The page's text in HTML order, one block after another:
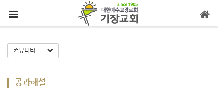
커뮤니티 Toggle Dropdown
공과해설